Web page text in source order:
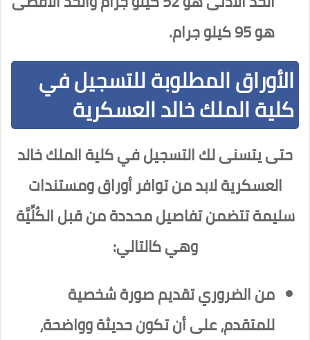
هو 95 كيلو جرام.
الأوراق المطلوبة للتسجيل في
كلية الملك خالد العسكرية
حتى يتسنى لك التسجيل في كلية الملك خالد
العسكرية لابد من توافر أوراق ومستندات
سليمة تتضمن تفاصيل محددة من قبل الكُلِّيَّة
وهي كالتالي:
من الضروري تقديم صورة شخصية
للمتقدم، على أن تكون حديثة وواضحة،